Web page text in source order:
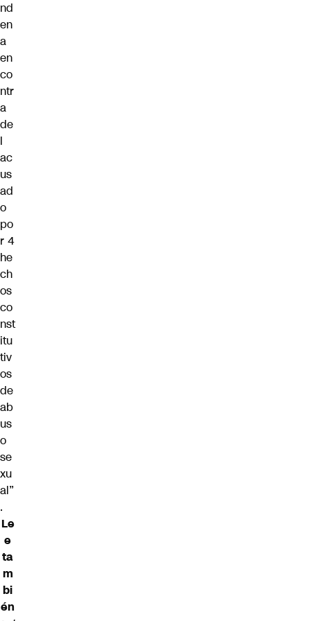
nd
en
a
en
co
ntr
a
de
l
ac
us
ad
o
po
r 4
he
ch
os
co
nst
itu
tiv
os
de
ab
us
o
se
xu
al”
.
Le
e
ta
m
bi
én